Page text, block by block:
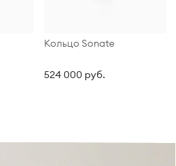
Кольцо Sonate
524 000 руб.